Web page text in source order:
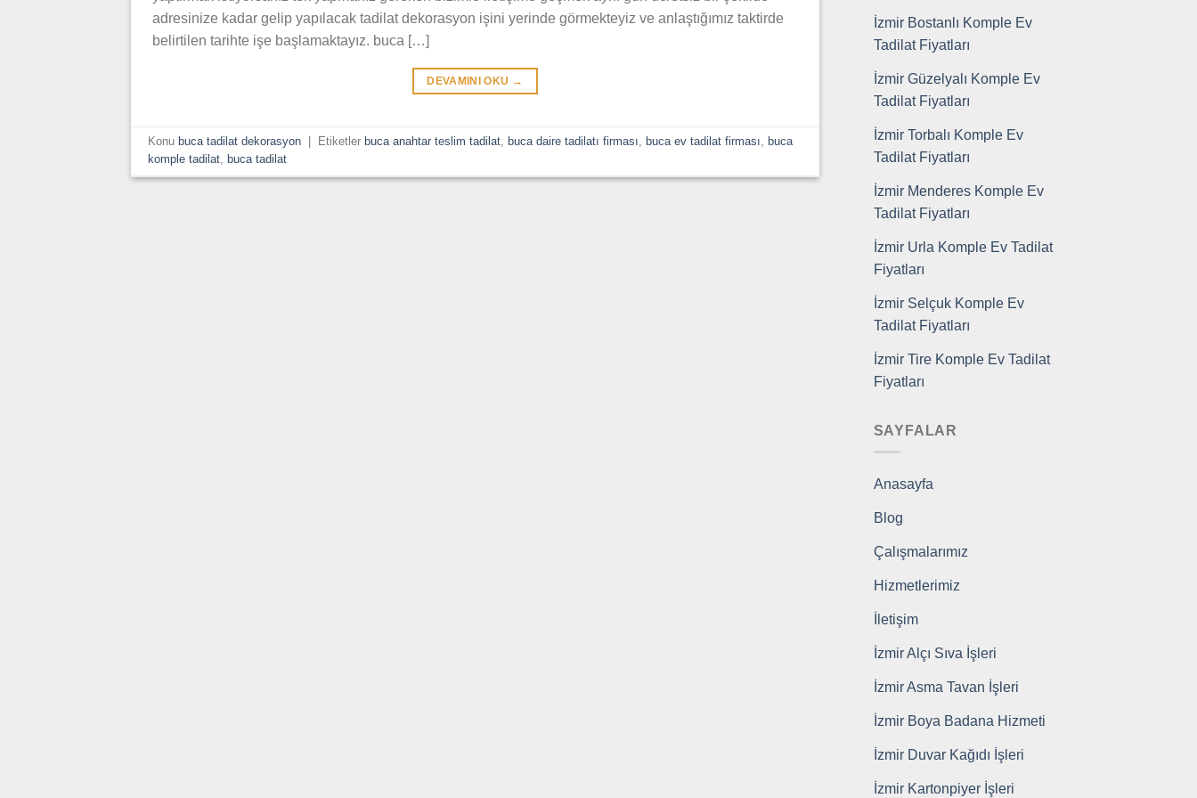
adresinize kadar gelip yapılacak tadilat dekorasyon işini yerinde görmekteyiz ve anlaştığımız taktirde
belirtilen tarihte işe başlamaktayız. buca […]
DEVAMINI OKU →
Konu buca tadilat dekorasyon Etiketler buca anahtar teslim tadilat, buca daire tadilatı firması, buca ev tadilat firması, buca
komple tadilat, buca tadilat
İzmir Bostanlı Komple Ev
Tadilat Fiyatları
İzmir Güzelyalı Komple Ev
Tadilat Fiyatları
İzmir Torbalı Komple Ev
Tadilat Fiyatları
İzmir Menderes Komple Ev
Tadilat Fiyatları
İzmir Urla Komple Ev Tadilat
Fiyatları
İzmir Selçuk Komple Ev
Tadilat Fiyatları
İzmir Tire Komple Ev Tadilat
Fiyatları
SAYFALAR
Anasayfa
Blog
Çalışmalarımız
Hizmetlerimiz
İletişim
İzmir Alçı Sıva İşleri
İzmir Asma Tavan İşleri
İzmir Boya Badana Hizmeti
İzmir Duvar Kağıdı İşleri
İzmir Kartonpiyer İşleri